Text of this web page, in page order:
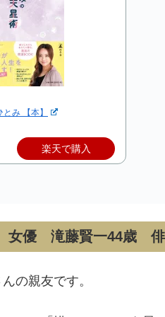
み 【本】
楽天で購入
女優 滝藤賢一44歳
の親友です。